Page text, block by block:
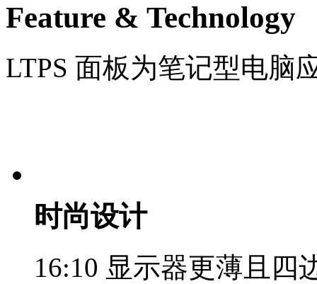
Feature & Technology
LTPS 面板为笔记型电脑
时尚设计
16:10 显示器更薄且四